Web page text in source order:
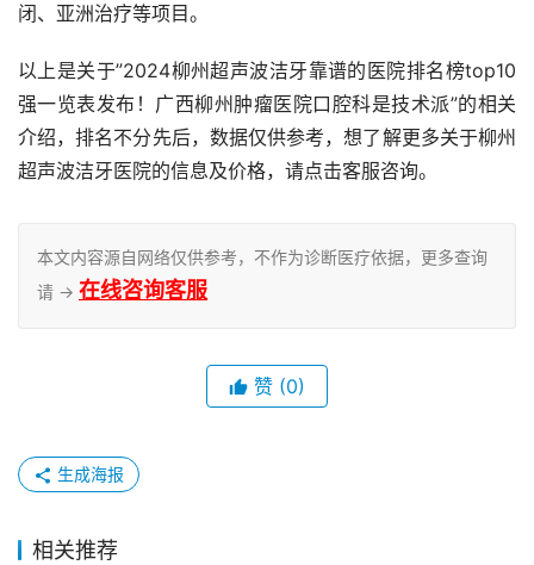
闭、亚洲治疗等项目。
以上是关于”2024柳州超声波洁牙靠谱的医院排名榜top10
强一览表发布！广西柳州肿瘤医院口腔科是技术派”的相关
介绍，排名不分先后，数据仅供参考，想了解更多关于柳州
超声波洁牙医院的信息及价格，请点击客服咨询。
本文内容源自网络仅供参考，不作为诊断医疗依据，更多查询
请 → 在线咨询客服
赞 (0)
生成海报
相关推荐